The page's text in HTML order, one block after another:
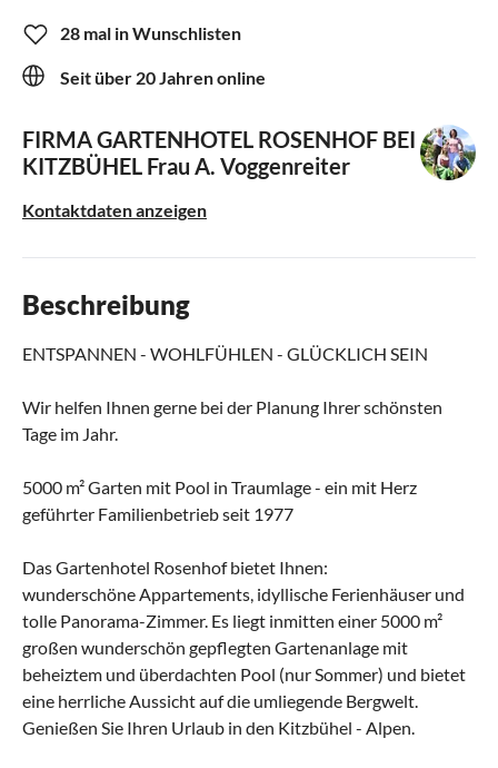
28 mal in Wunschlisten
Seit über 20 Jahren online
FIRMA GARTENHOTEL ROSENHOF BEI
KITZBÜHEL Frau A. Voggenreiter
Kontaktdaten anzeigen
Beschreibung
ENTSPANNEN - WOHLFÜHLEN - GLÜCKLICH SEIN
Wir helfen Ihnen gerne bei der Planung Ihrer schönsten
Tage im Jahr.
5000 m² Garten mit Pool in Traumlage - ein mit Herz
geführter Familienbetrieb seit 1977
Das Gartenhotel Rosenhof bietet Ihnen:
wunderschöne Appartements, idyllische Ferienhäuser und
tolle Panorama-Zimmer. Es liegt inmitten einer 5000 m²
großen wunderschön gepflegten Gartenanlage mit
beheiztem und überdachten Pool (nur Sommer) und bietet
eine herrliche Aussicht auf die umliegende Bergwelt.
Genießen Sie Ihren Urlaub in den Kitzbühel - Alpen.